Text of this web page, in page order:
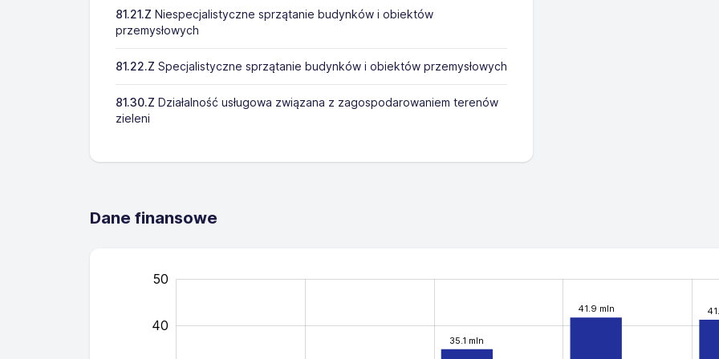
81.21.Z Niespecjalistyczne sprzątanie budynków i obiektów
przemysłowych
81.22.Z Specjalistyczne sprzątanie budynków i obiektów przemysłowych
81.30.Z Działalność usługowa związana z zagospodarowaniem terenów
zieleni
Dane finansowe
35.1 mln
41.9 mln
40
50